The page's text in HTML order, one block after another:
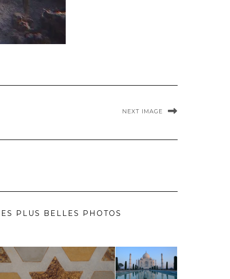
NEXT IMAGE
PLUS BELLES PHOTOS